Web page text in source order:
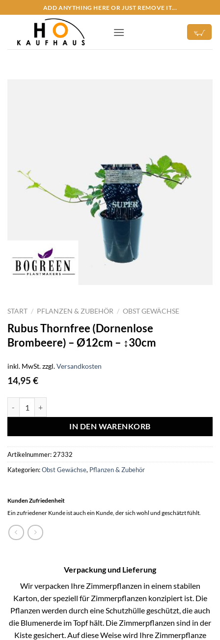
Inhalt
ADD ANYTHING HERE OR JUST REMOVE IT...
START / PFLANZEN & ZUBEHÖR / OBST GEWÄCHSE
Rubus Thornfree (Dornenlose
Brombeere) – Ø12cm – ↕30cm
inkl. MwSt.zzgl.Versandkosten
14,95 €
IN DEN WARENKORB
Artikelnummer:27332
Kategorien:Obst Gewächse, Pflanzen & Zubehör
Kunden Zufriedenheit
Ein zufriedener Kunde ist auch ein Kunde, der sich wohl und geschätzt fühlt.
Verpackung und Lieferung
Wir verpacken Ihre Zimmerpflanzen in einem stabilen
Karton, der speziell für Zimmerpflanzen konzipiert ist. Die
Pflanzen werden durch eine Schutzhülle geschützt, die auch
die Blumenerde im Topf hält. Die Zimmerpflanzen sind in der
Kiste gesichert. Auf diese Weise wird Ihre Zimmerpflanze